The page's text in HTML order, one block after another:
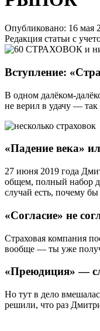
Опубликовано: 16 мая
Редакция статьи с
Вступление:
В одном далёком-
не верил в удачу —
«Падение века»
27 июня 2019 года
общем, полный набор
случай есть, почему бы
«Согласие» не
Страховая компания
вообще — ты уже
«Преюдиция» —
Но тут в дело
решили, что раз